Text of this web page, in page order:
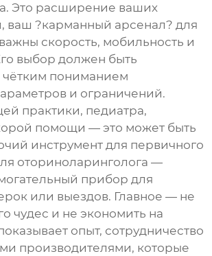
Это расширение ваших
ваш ?карманный арсенал? для
скорость, мобильность и
выбор должен быть
чётким пониманием
и ограничений.
практики, педиатра,
помощи — это может быть
инструмент для первичного
оториноларинголога —
прибор для
или выездов. Главное — не
чудес и не экономить на
опыт, сотрудничество
производителями, которые